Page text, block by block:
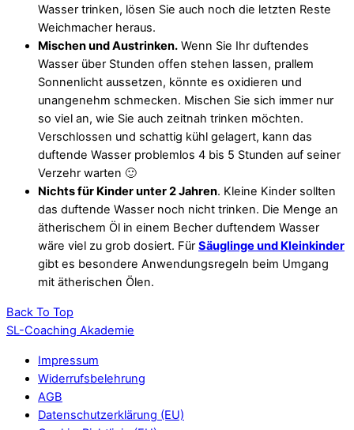
Wasser trinken, lösen Sie auch noch die letzten Reste
Weichmacher heraus.
Mischen und Austrinken. Wenn Sie Ihr duftendes
Wasser über Stunden offen stehen lassen, prallem
Sonnenlicht aussetzen, könnte es oxidieren und
unangenehm schmecken. Mischen Sie sich immer nur
so viel an, wie Sie auch zeitnah trinken möchten.
Verschlossen und schattig kühl gelagert, kann das
duftende Wasser problemlos 4 bis 5 Stunden auf seiner
Verzehr warten 🙂
Nichts für Kinder unter 2 Jahren. Kleine Kinder sollten
das duftende Wasser noch nicht trinken. Die Menge an
ätherischem Öl in einem Becher duftendem Wasser
wäre viel zu grob dosiert. Für Säuglinge und Kleinkinder
gibt es besondere Anwendungsregeln beim Umgang
mit ätherischen Ölen.
Back To Top
SL-Coaching Akademie
Impressum
Widerrufsbelehrung
AGB
Datenschutzerklärung (EU)